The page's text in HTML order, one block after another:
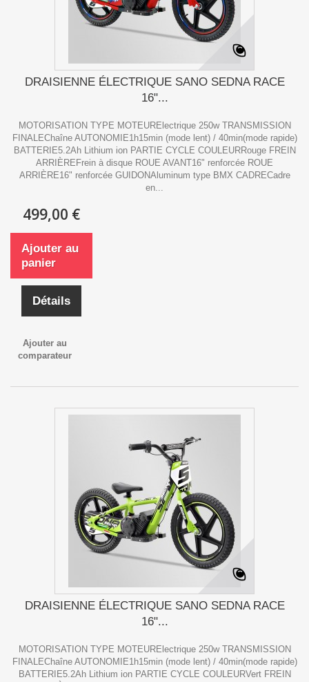
DRAISIENNE ÉLECTRIQUE SANO SEDNA RACE
16"...
MOTORISATION TYPE MOTEURElectrique 250w TRANSMISSION
FINALEChaîne AUTONOMIE1h15min (mode lent) / 40min(mode rapide)
BATTERIE5.2Ah Lithium ion PARTIE CYCLE COULEURRouge FREIN
ARRIÈREFrein à disque ROUE AVANT16" renforcée ROUE
ARRIÈRE16" renforcée GUIDONAluminum type BMX CADRECadre
en...
499,00 €
Ajouter au
panier
Détails
Ajouter au
comparateur
DRAISIENNE ÉLECTRIQUE SANO SEDNA RACE
16"...
MOTORISATION TYPE MOTEURElectrique 250w TRANSMISSION
FINALEChaîne AUTONOMIE1h15min (mode lent) / 40min(mode rapide)
BATTERIE5.2Ah Lithium ion PARTIE CYCLE COULEURVert FREIN